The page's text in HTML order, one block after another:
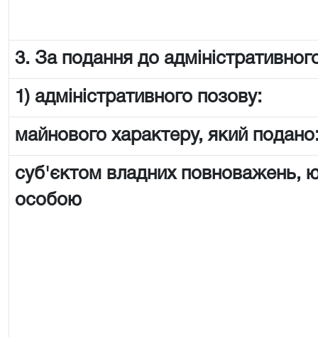
3. За подання до
1) адміністративного позову:
майнового характеру, який
суб'єктом владних повноважень,
особою